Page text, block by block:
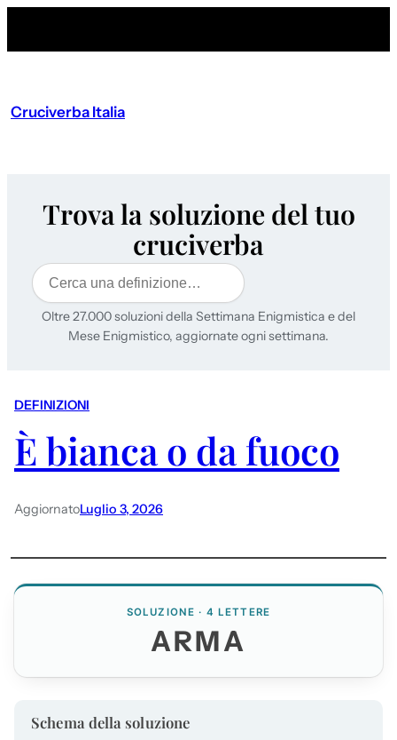
Cruciverba Italia
Trova la soluzione del tuo
cruciverba
Cerca
Oltre 27.000 soluzioni della Settimana Enigmistica e del
Mese Enigmistico, aggiornate ogni settimana.
DEFINIZIONI
È bianca o da fuoco
AggiornatoLuglio 3, 2026
SOLUZIONE · 4 LETTERE
ARMA
Schema della soluzione